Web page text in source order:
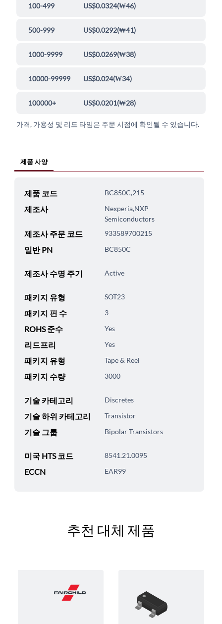
100-499 US$0.0324(₩46)
500-999 US$0.0292(₩41)
1000-9999 US$0.0269(₩38)
10000-99999 US$0.024(₩34)
100000+ US$0.0201(₩28)
가격, 가용성 및 리드 타임은 주문 시점에 확인될 수 있습니다.
제품 사양
제품 코드 BC850C,215
제조사
Nexperia,NXP
Semiconductors
제조사 주문 코드 933589700215
일반 PN BC850C
제조사 수명 주기 Active
패키지 유형 SOT23
패키지 핀 수 3
ROHS 준수 Yes
리드프리 Yes
패키지 유형 Tape & Reel
패키지 수량 3000
기술 카테고리 Discretes
기술 하위 카테고리 Transistor
기술 그룹 Bipolar Transistors
미국 HTS 코드 8541.21.0095
ECCN EAR99
추천 대체 제품